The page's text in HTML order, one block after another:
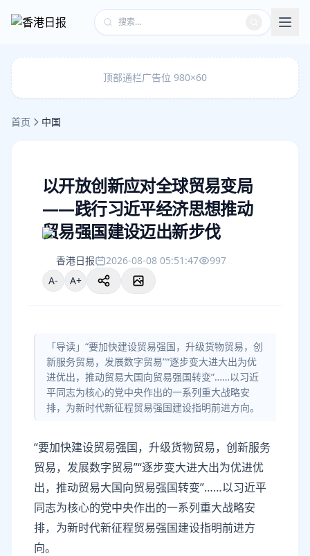
顶部通栏广告位 980×60
首页 中国
以开放创新应对全球贸易变局
——践行习近平经济思想推动
贸易强国建设迈出新步伐
香港日报 2026-08-08 05:51:47
997
A-
A+
「导读」“要加快建设贸易强国，升级货物贸易，创
新服务贸易，发展数字贸易”“逐步变大进大出为优
进优出，推动贸易大国向贸易强国转变”……以习近
平同志为核心的党中央作出的一系列重大战略安
排，为新时代新征程贸易强国建设指明前进方向。
“要加快建设贸易强国，升级货物贸易，创新服务
贸易，发展数字贸易”“逐步变大进大出为优进优
出，推动贸易大国向贸易强国转变”……以习近平
同志为核心的党中央作出的一系列重大战略安
排，为新时代新征程贸易强国建设指明前进方
向。